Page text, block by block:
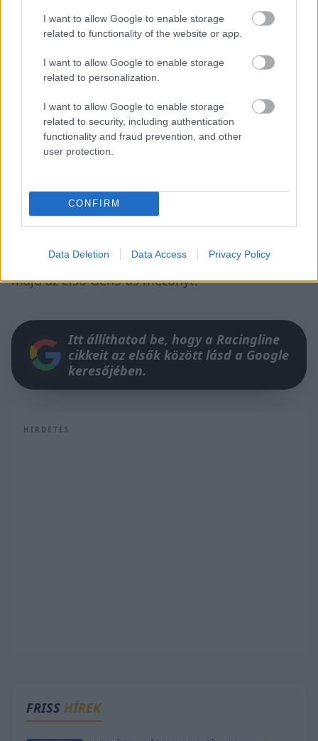
I want to allow Google to enable storage
related to functionality of the website or app.
I want to allow Google to enable storage
related to personalization.
I want to allow Google to enable storage
related to security, including authentication
functionality and fraud prevention, and other
user protection.
CONFIRM
Data Deletion Data Access Privacy Policy
Eredeti terveik szerint a megmaradt NIO 333
erőforrásokkal álltak volna rajthoz, és több
pilótával, köztük Max Güntherrel és Oliver
zátonyra futott, ezért kezdtek 2024-ra fókuszálni.
visszatérésemiatt – ugyanúgy 11 csapat alkotja
majd az első Gen3-as mezőnyt.
Itt állíthatod be, hogy a Racingline
cikkeit az elsők között lásd a Google
keresőjében.
HIRDETÉS
FRISS HÍREK